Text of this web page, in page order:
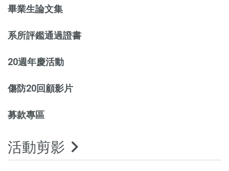
畢業生論文集
系所評鑑通過證書
20週年慶活動
傷防20回顧影片
募款專區
活動剪影